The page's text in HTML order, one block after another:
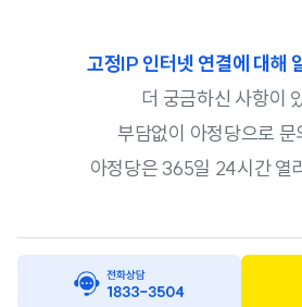
고정IP 인터넷 연결에 대해
더 궁금하신 사항이
부담없이 아정당으로 문
아정당은 365일 24시간 열